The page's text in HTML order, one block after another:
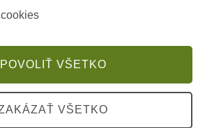
POVOLIŤ VŠETKO
VŠETKO